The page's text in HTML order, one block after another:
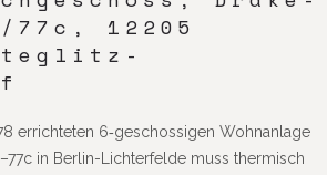
12205
errich­teten 6‑geschossigen Wohn­an­lage
in Berlin-Lich­ter­felde muss ther­misch